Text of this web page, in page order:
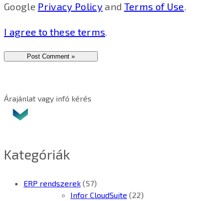
Google Privacy Policy and Terms of Use.
I agree to these terms.
Árajánlat vagy infó kérés
Kategóriák
ERP rendszerek (57)
Infor CloudSuite (22)